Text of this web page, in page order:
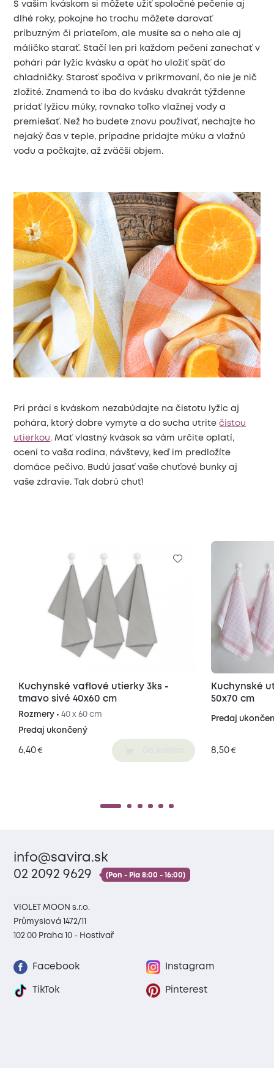
S vašim kváskom si môžete užiť spoločné pečenie aj
dlhé roky, pokojne ho trochu môžete darovať
príbuzným či priateľom, ale musíte sa o neho ale aj
máličko starať. Stačí len pri každom pečení zanechať v
pohári pár lyžíc kvásku a opäť ho uložiť späť do
chladničky. Starosť spočíva v prikrmovaní, čo nie je nič
zložité. Znamená to iba do kvásku dvakrát týždenne
pridať lyžicu múky, rovnako toľko vlažnej vody a
premiešať. Než ho budete znovu používať, nechajte ho
nejaký čas v teple, prípadne pridajte múku a vlažnú
vodu a počkajte, až zväčší objem.
Pri práci s kváskom nezabúdajte na čistotu lyžíc aj
pohára, ktorý dobre vymyte a do sucha utritečistou
utierkou. Mať vlastný kvások sa vám určite oplatí,
ocení to vaša rodina, návštevy, keď im predložíte
domáce pečivo. Budú jasať vaše chuťové bunky aj
vaše zdravie. Tak dobrú chuť!
Kuchynské vaflové utierky 3ks -
tmavo sivé 40x60 cm
Rozmery • 40 x 60 cm
Predaj ukončený
6,40€
Kuchynské
50x70 cm
Predaj
8,50€
info@savira.sk
02 2092 9629
(Pon - Pia 8:00 - 16:00)
VIOLET MOON s.r.o.
Průmyslová 1472/11
102 00 Praha 10 - Hostivař
Facebook Instagram
TikTok Pinterest